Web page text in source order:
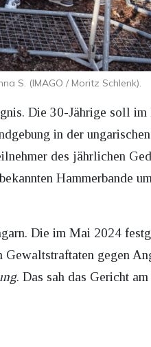
S. (IMAGO / Moritz Schlenk).
Die 30-Jährige soll im
in der
des jährlichen
Hammerbande
Die im Mai 2024
gegen
. Das sah das Gericht